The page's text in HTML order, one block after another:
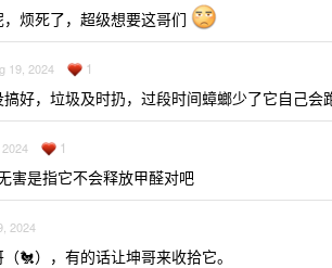
烦死了，超级想要这哥们
19, 2024 1
好，垃圾及时扔，过段时间蟑螂少了它自己
1
害是指它不会释放甲醛对吧
2024
🐔），有的话让坤哥来收拾它。